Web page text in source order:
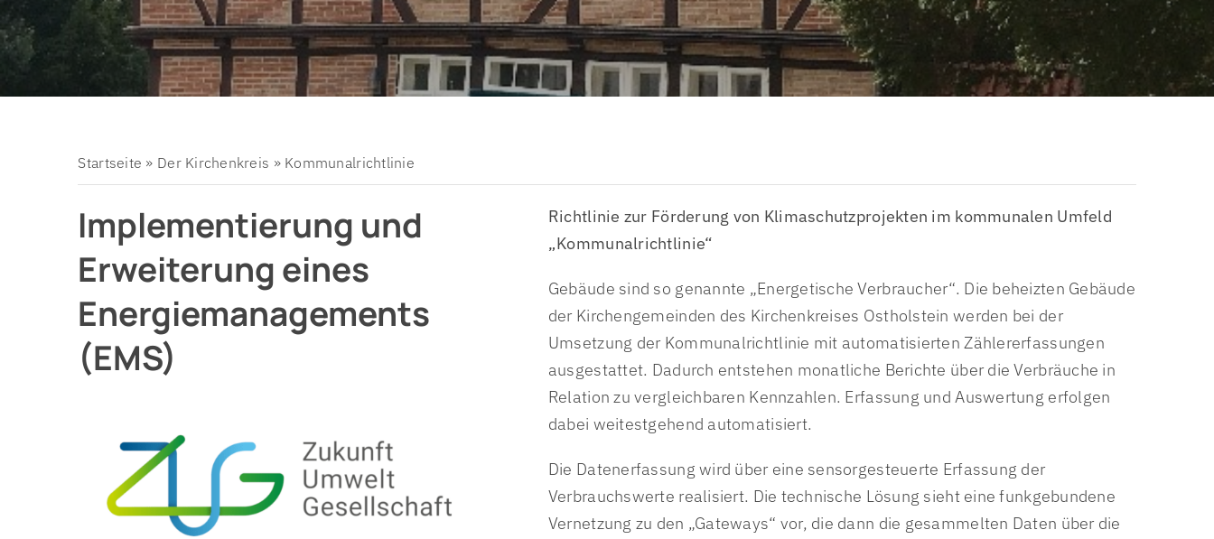
Krankenhausseelsorge
Pflegeheimseelsorge
Notfallseelsorge
Organigramm
Prozess 2025
Mitarbeitervertretung
Schwerbehindertenvertretung
Kinder- und Jugendvertretung
Seelsorge
Mission, Ökumene und Gerechtigkeit
Garten am frischen Wasser
Presse & Öffentlichkeitsarbeit
Jobs
Startseite » Der Kirchenkreis » Kommunalrichtlinie
Implementierung und
Erweiterung eines
Energiemanagements
(EMS)
Richtlinie zur Förderung von Klimaschutzprojekten im kommunalen Umfeld
„Kommunalrichtlinie“
Gebäude sind so genannte „Energetische Verbraucher“. Die beheizten Gebäude
der Kirchengemeinden des Kirchenkreises Ostholstein werden bei der
Umsetzung der Kommunalrichtlinie mit automatisierten Zählererfassungen
ausgestattet. Dadurch entstehen monatliche Berichte über die Verbräuche in
Relation zu vergleichbaren Kennzahlen. Erfassung und Auswertung erfolgen
dabei weitestgehend automatisiert.
Die Datenerfassung wird über eine sensorgesteuerte Erfassung der
Verbrauchswerte realisiert. Die technische Lösung sieht eine funkgebundene
Vernetzung zu den „Gateways“ vor, die dann die gesammelten Daten über die